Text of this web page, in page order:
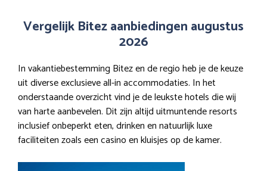
Vergelijk Bitez aanbiedingen augustus
2026
In vakantiebestemming Bitez en de regio heb je de keuze
uit diverse exclusieve all-in accommodaties. In het
onderstaande overzicht vind je de leukste hotels die wij
van harte aanbevelen. Dit zijn altijd uitmuntende resorts
inclusief onbeperkt eten, drinken en natuurlijk luxe
faciliteiten zoals een casino en kluisjes op de kamer.